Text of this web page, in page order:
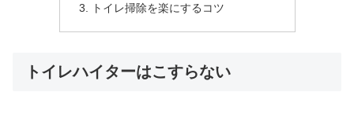
トイレ掃除を楽にするコツ
トイレハイターはこすらない